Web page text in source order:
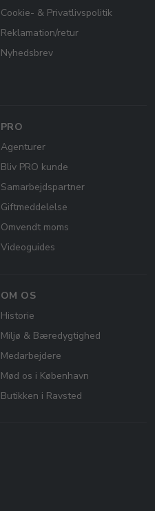
Cookie- & Privatlivspolitik
Reklamation/retur
Nyhedsbrev
PRO
Agenturer
Bliv PRO kunde
Samarbejdspartner
Giftmeddelelse
Omvendt moms
Videoguides
OM OS
Historie
Miljø & Bæredygtighed
Medarbejdere
Mød os i København
Butikken i Ravsted